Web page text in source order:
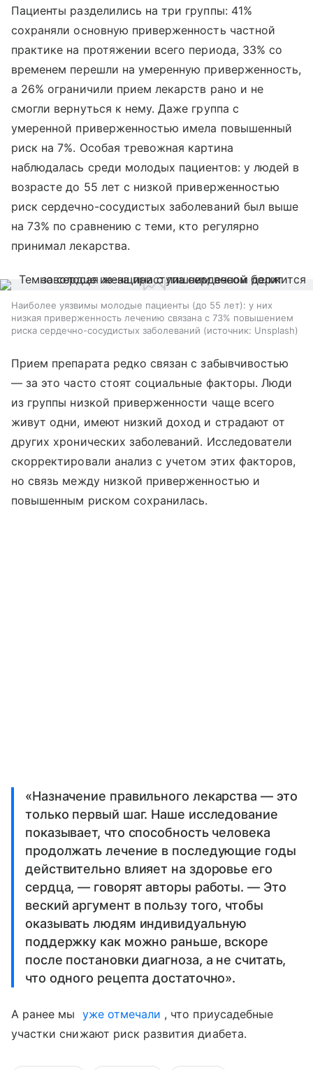
Пациенты разделились на три группы: 41%
сохраняли основную приверженность частной
практике на протяжении всего периода, 33% со
временем перешли на умеренную приверженность,
а 26% ограничили прием лекарств рано и не
смогли вернуться к нему. Даже группа с
умеренной приверженностью имела повышенный
риск на 7%. Особая тревожная картина
наблюдалась среди молодых пациентов: у людей в
возрасте до 55 лет с низкой приверженностью
риск сердечно-сосудистых заболеваний был выше
на 73% по сравнению с теми, кто регулярно
принимал лекарства.
Наиболее уязвимы молодые пациенты (до 55 лет): у них
низкая приверженность лечению связана с 73% повышением
риска сердечно-сосудистых заболеваний
источник: Unsplash
Прием препарата редко связан с забывчивостью
— за это часто стоят социальные факторы. Люди
из группы низкой приверженности чаще всего
живут одни, имеют низкий доход и страдают от
других хронических заболеваний. Исследователи
скорректировали анализ с учетом этих факторов,
но связь между низкой приверженностью и
повышенным риском сохранилась.
«Назначение правильного лекарства — это
только первый шаг. Наше исследование
показывает, что способность человека
продолжать лечение в последующие годы
действительно влияет на здоровье его
сердца, — говорят авторы работы. — Это
веский аргумент в пользу того, чтобы
оказывать людям индивидуальную
поддержку как можно раньше, вскоре
после постановки диагноза, а не считать,
что одного рецепта достаточно».
А ранее мы уже отмечали , что приусадебные
участки снижают риск развития диабета.